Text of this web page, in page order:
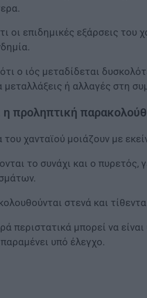
οι επιδημικές εξάρσεις του
ο ιός μεταδίδεται
μεταλλάξεις ή αλλαγές στη
προληπτική
χανταϊού μοιάζουν με
το συνάχι και ο
στενά και
περιστατικά μπορεί να
υπό έλεγχο.